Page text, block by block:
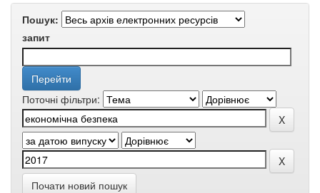
Пошук:
запит
Поточні фільтри:
Почати новий пошук